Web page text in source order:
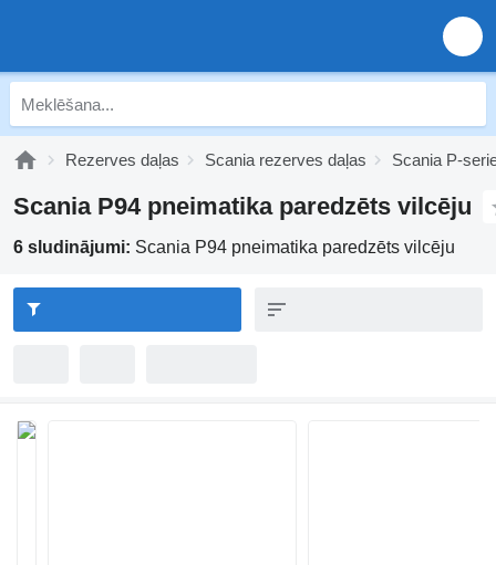
Rezerves daļas Scania rezerves daļas Scania P-
Scania P94 pneimatika paredzēts vilcēju
6 sludinājumi: Scania P94 pneimatika paredzēts vilcēju